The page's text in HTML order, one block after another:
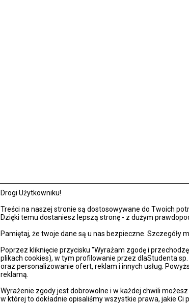
Drogi Użytkowniku!
Treści na naszej stronie są dostosowywane do Twoich
Dzięki temu dostaniesz lepszą stronę - z dużym
Pamiętaj, że twoje dane są u nas bezpieczne. Szczegóły
Poprzez kliknięcie przycisku "Wyrażam zgodę i
plikach cookies), w tym profilowanie przez dlaStudenta
oraz personalizowanie ofert, reklam i innych usług.
reklamą.
Wyrażenie zgody jest dobrowolne i w każdej chwili
w której to dokładnie opisaliśmy wszystkie prawa, jakie Ci